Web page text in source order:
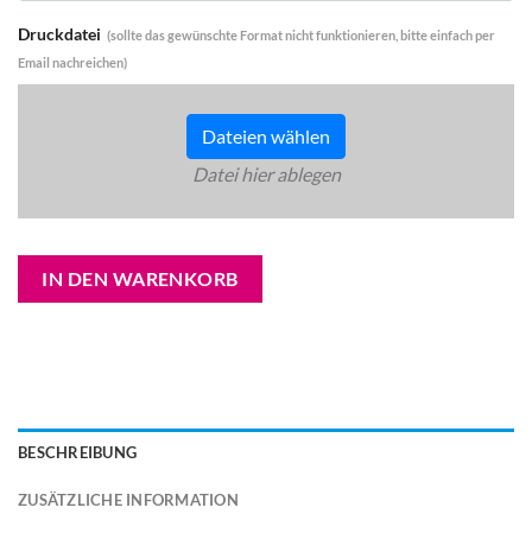
Druckdatei (sollte das gewünschte Format nicht funktionieren, bitte einfach per
Email nachreichen)
Dateien wählen
Datei hier ablegen
IN DEN WARENKORB
BESCHREIBUNG
ZUSÄTZLICHE INFORMATION